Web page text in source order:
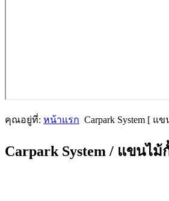
คุณอยู่ที่: หน้าแรก Carpark System [ แ
Carpark System / แขนไม้